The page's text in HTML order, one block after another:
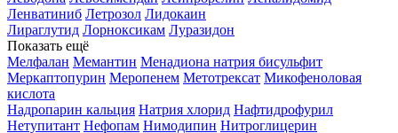
Ленватиниб Летрозол Лидокаин
Лираглутид Лорноксикам Луразидон
Показать ещё
Мелфалан Мемантин Менадиона натрия бисульфит
Меркаптопурин Меропенем Метотрексат Микофеноловая
кислота
Надропарин кальция Натрия хлорид Нафтидрофурил
Нетупитант Нефопам Нимодипин Нитроглицерин